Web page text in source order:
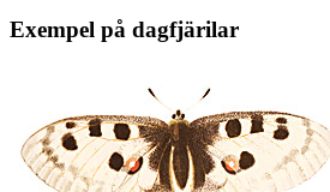
Exempel på dagfjärilar